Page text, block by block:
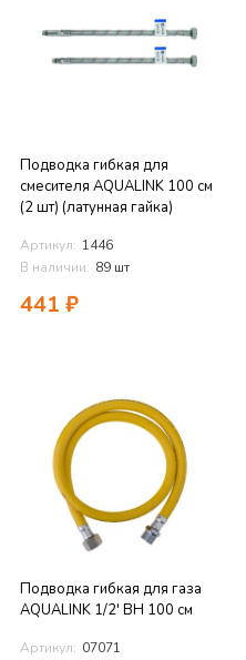
Подводка гибкая для
смесителя AQUALINK 100 см
(2 шт) (латунная гайка)
Артикул: 1446
В наличии: 89 шт
441 ₽
Подводка гибкая для газа
AQUALINK 1/2' ВН 100 см
Артикул: 07071